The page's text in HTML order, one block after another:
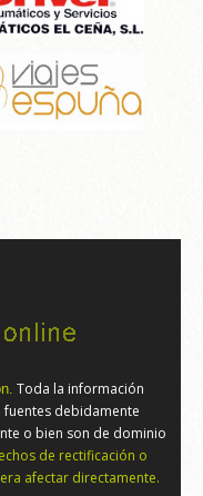
Toda la información
debidamente
o bien son de dominio
de rectificación o
afectar directamente.